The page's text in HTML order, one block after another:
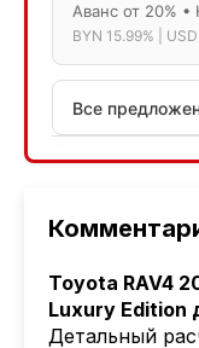
Toyota RAV4
Luxury Edition
Детальный
Аванс от 20%
BYN 15.99% |
Все
АСБ лизинг
Лизинг: BYN
Также доступен